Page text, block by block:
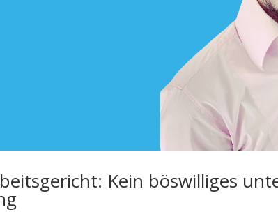
Kein böswilliges